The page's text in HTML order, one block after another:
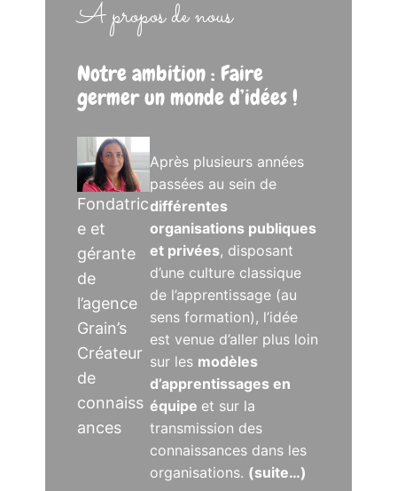
A propos de nous
Notre ambition : Faire
germer un monde d’idées !
Fondatric
e et
gérante
de
l’agence
Grain’s
Créateur
de
connaiss
ances
Après plusieurs années
passées au sein de
différentes
organisations publiques
et privées, disposant
d’une culture classique
de l’apprentissage (au
sens formation), l’idée
est venue d’aller plus loin
sur les modèles
d’apprentissages en
équipe et sur la
transmission des
connaissances dans les
organisations. (suite…)